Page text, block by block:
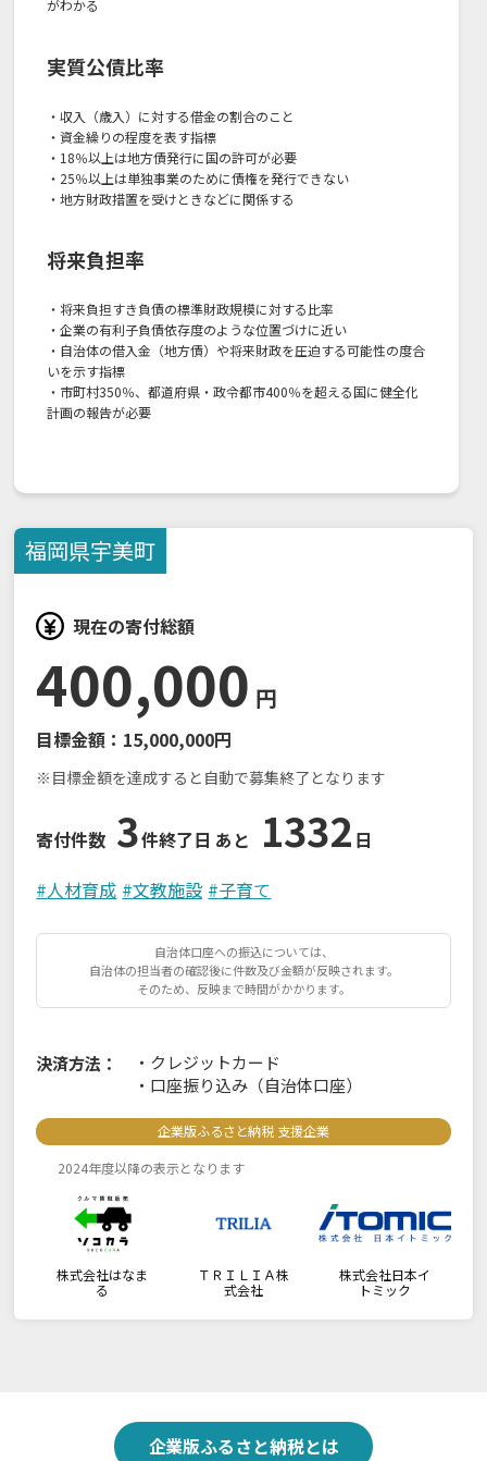
がわかる
実質公債比率
・収入（歳入）に対する借金の割合のこと
・資金繰りの程度を表す指標
・18％以上は地方債発行に国の許可が必要
・25％以上は単独事業のために債権を発行できない
・地方財政措置を受けときなどに関係する
将来負担率
・将来負担すき負債の標準財政規模に対する比率
・企業の有利子負債依存度のような位置づけに近い
・自治体の借入金（地方債）や将来財政を圧迫する可能性の度合
いを示す指標
・市町村350％、都道府県・政令都市400％を超える国に健全化
計画の報告が必要
福岡県宇美町
現在の寄付総額
400,000 円
目標金額： 15,000,000円
※目標金額を達成すると自動で募集終了となります
寄付件数 3件終了日 あと 1332 日
#人材育成 #文教施設 #子育て
自治体口座への振込については、
自治体の担当者の確認後に件数及び金額が反映されます。
そのため、反映まで時間がかかります。
決済方法： ・ クレジットカード
・ 口座振り込み（自治体口座）
企業版ふるさと納税 支援企業
2024年度以降の表示となります
株式会社はなま
る
ＴＲＩＬＩＡ株
式会社
株式会社日本イ
トミック
企業版ふるさと納税とは